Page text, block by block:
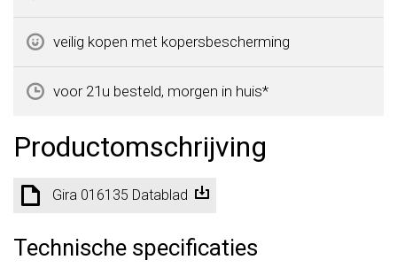
veilig kopen met kopersbescherming
voor 21u besteld, morgen in huis*
Productomschrijving
Gira 016135 Datablad
Technische specificaties